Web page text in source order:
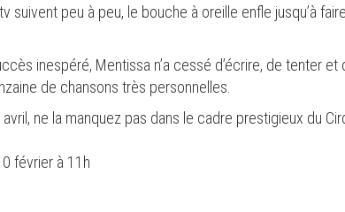
suivent peu à peu, le bouche à oreille enfle jusqu’à
inespéré, Mentissa n’a cessé d’écrire, de tenter
de chansons très personnelles.
ne la manquez pas dans le cadre prestigieux du
février à 11h